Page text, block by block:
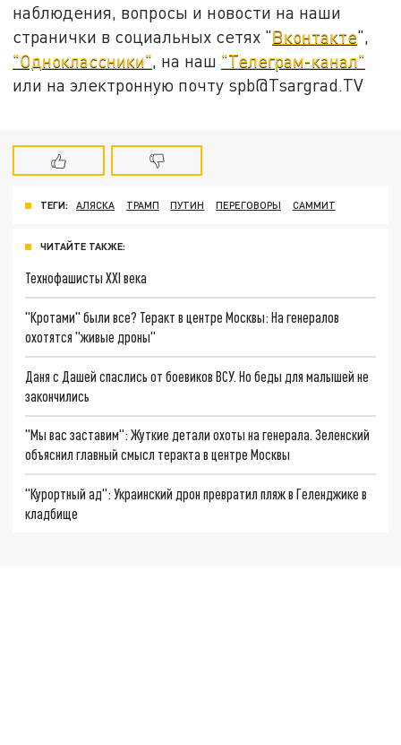
наблюдения, вопросы и новости на наши
странички в социальных сетях "Вконтакте",
"Одноклассники", на наш "Телеграм-канал"
или на электронную почту spb@Tsargrad.TV
ТЕГИ: АЛЯСКА ТРАМП ПУТИН ПЕРЕГОВОРЫ САММИТ
ЧИТАЙТЕ ТАКЖЕ:
Технофашисты XXI века
"Кротами" были все? Теракт в центре Москвы: На генералов
охотятся "живые дроны"
Даня с Дашей спаслись от боевиков ВСУ. Но беды для малышей не
закончились
"Мы вас заставим": Жуткие детали охоты на генерала. Зеленский
объяснил главный смысл теракта в центре Москвы
"Курортный ад": Украинский дрон превратил пляж в Геленджике в
кладбище